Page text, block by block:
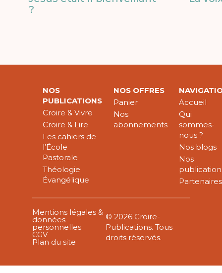
?
NOS
PUBLICATIONS
Croire & Vivre
Croire & Lire
Les cahiers de
l’École
Pastorale
Théologie
Évangélique
NOS OFFRES
Panier
Nos
abonnements
Accueil
Qui
sommes-
nous ?
Nos blogs
Nos
Partenaires
Mentions légales &
données
personnelles
CGV
Plan du site
© 2026 Croire-
Publications. Tous
droits réservés.